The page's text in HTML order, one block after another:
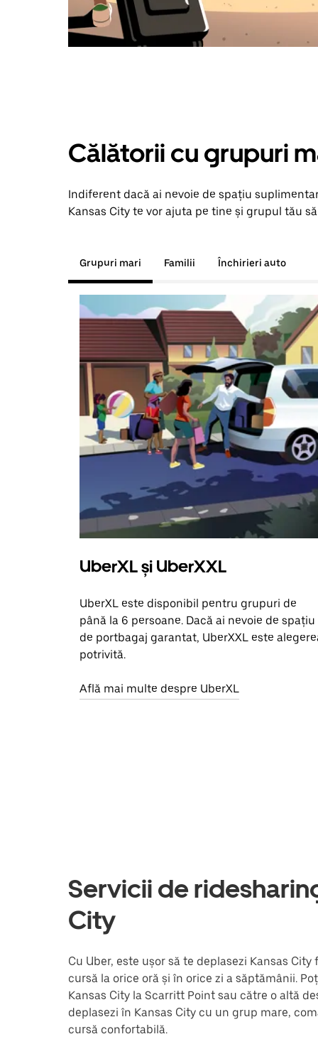
Călătorii cu grupuri
Indiferent dacă ai nevoie de spațiu
Kansas City te vor ajuta pe tine și grupul tău
Grupuri mari Familii Închirieri auto
UberXL și UberXXL
UberXL este disponibil pentru grupuri de
până la 6 persoane. Dacă ai nevoie de spațiu
de portbagaj garantat, UberXXL este
potrivită.
Află mai multe despre UberXL
Servicii de
City
Cu Uber, este ușor să te deplasezi Kansas
cursă la orice oră și în orice zi a săptămânii.
Kansas City la Scarritt Point sau către o altă
deplasezi în Kansas City cu un grup mare,
cursă confortabilă.